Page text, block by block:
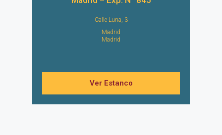
Calle Luna, 3
Madrid
Madrid
Ver Estanco